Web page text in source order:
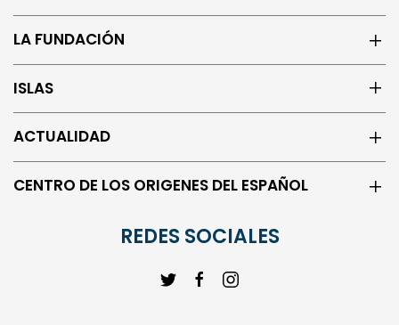
LA FUNDACIÓN
ISLAS
ACTUALIDAD
CENTRO DE LOS ORIGENES DEL ESPAÑOL